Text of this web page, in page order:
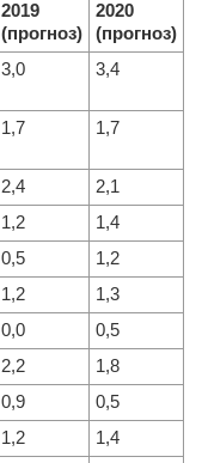
2019
(прогноз)
2020
(прогноз)
3,0 3,4
1,7 1,7
2,4
2,1
1,2
1,4
0,5
1,2
1,2
1,3
0,0
0,5
2,2
1,8
0,9
0,5
1,2
1,4